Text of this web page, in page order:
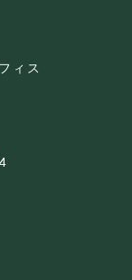
フィス